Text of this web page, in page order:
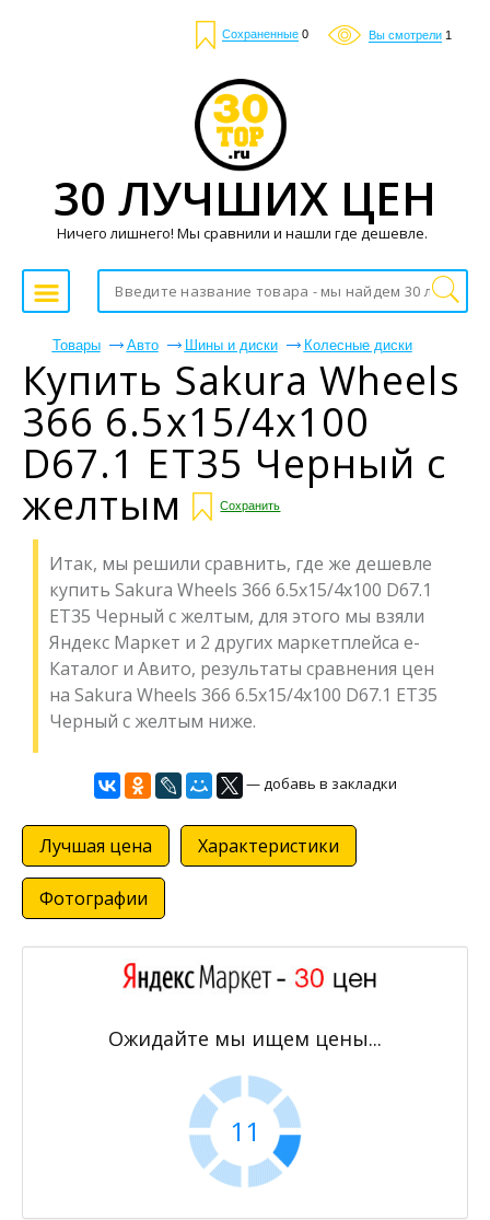
Сохраненные 0 Вы смотрели 1
Товары Авто Шины и диски Колесные диски
Купить Sakura Wheels
366 6.5x15/4x100
D67.1 ET35 Черный с
желтым Сохранить
Итак, мы решили сравнить, где же дешевле
купить Sakura Wheels 366 6.5x15/4x100 D67.1
ET35 Черный с желтым, для этого мы взяли
Яндекс Маркет и 2 других маркетплейса е-
Каталог и Авито, результаты сравнения цен
на Sakura Wheels 366 6.5x15/4x100 D67.1 ET35
Черный с желтым ниже.
— добавь в закладки
Лучшая цена Характеристики
Фотографии
Ожидайте мы ищем цены...
11
30 ЛУЧШИХ ЦЕН
Ничего лишнего! Мы сравнили и нашли где дешевле.